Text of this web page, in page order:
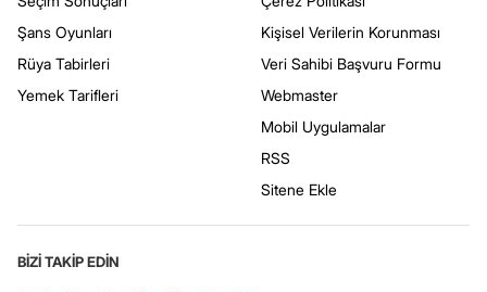
Şans Oyunları
Rüya Tabirleri
Yemek Tarifleri
Kişisel Verilerin Korunması
Veri Sahibi Başvuru Formu
Webmaster
Mobil Uygulamalar
RSS
Sitene Ekle
BİZİ TAKİP EDİN